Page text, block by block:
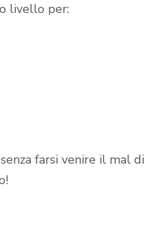
livello per:
farsi venire il mal di